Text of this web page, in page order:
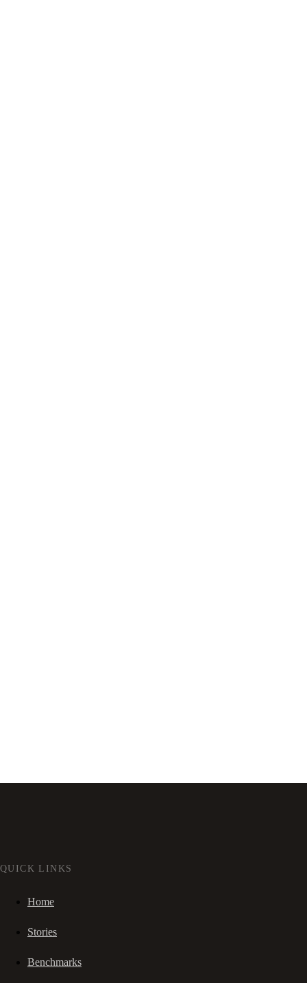
QUICK LINKS
Home
Stories
Benchmarks